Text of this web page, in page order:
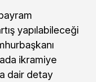
yapılabileceği
ikramiye
dair detay